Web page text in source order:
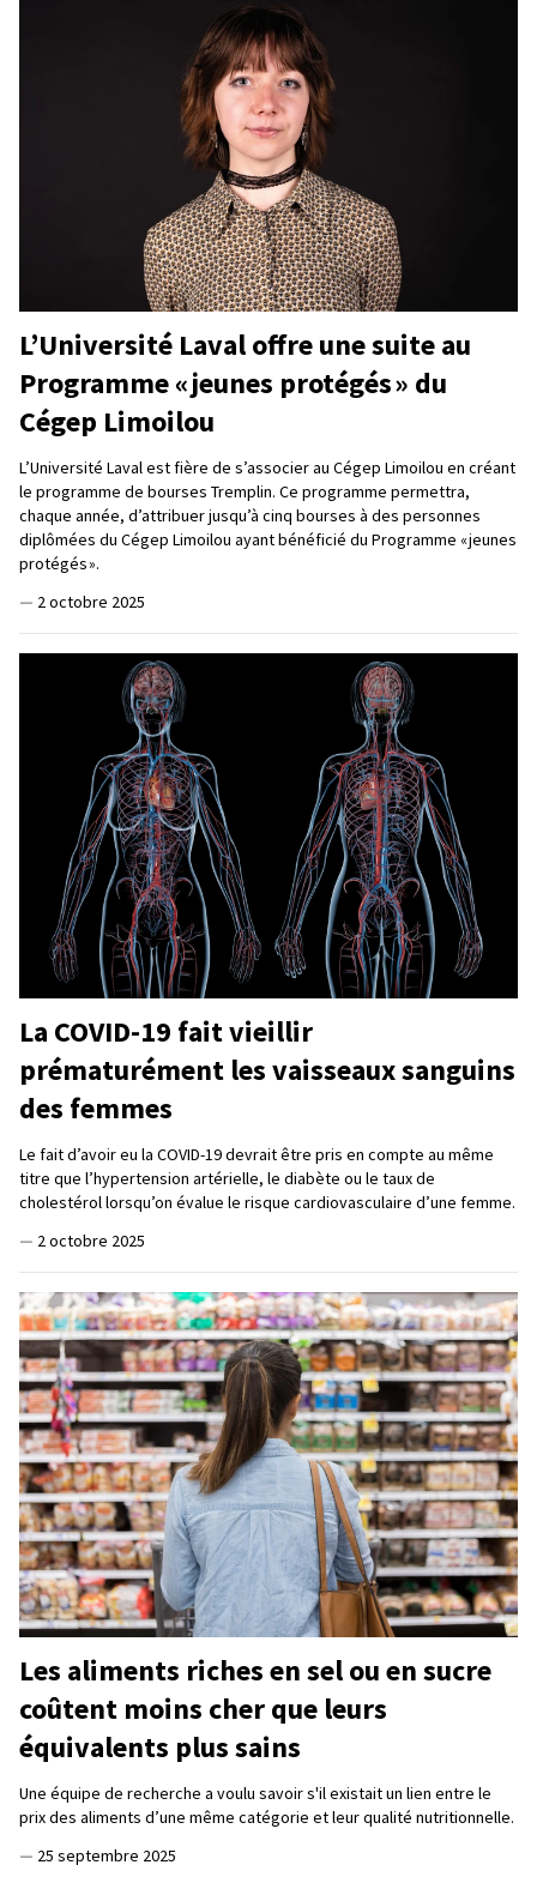
L’Université Laval offre une suite au
Programme « jeunes protégés » du
Cégep Limoilou
L’Université Laval est fière de s’associer au Cégep Limoilou en créant
le programme de bourses Tremplin. Ce programme permettra,
chaque année, d’attribuer jusqu’à cinq bourses à des personnes
diplômées du Cégep Limoilou ayant bénéficié du Programme « jeunes
protégés ».
— 2 octobre 2025
La COVID-19 fait vieillir
prématurément les vaisseaux sanguins
des femmes
Le fait d’avoir eu la COVID-19 devrait être pris en compte au même
titre que l’hypertension artérielle, le diabète ou le taux de
cholestérol lorsqu’on évalue le risque cardiovasculaire d’une femme.
— 2 octobre 2025
Les aliments riches en sel ou en sucre
coûtent moins cher que leurs
équivalents plus sains
Une équipe de recherche a voulu savoir s'il existait un lien entre le
prix des aliments d’une même catégorie et leur qualité nutritionnelle.
— 25 septembre 2025